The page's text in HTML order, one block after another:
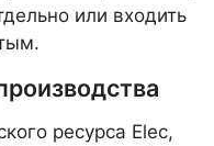
или входить
ресурса Elec,